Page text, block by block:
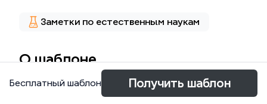
Заметки по естественным наукам
О шаблоне
Die Heterozygot-Mindmap von Xmind bietet eine
Бесплатный шаблон Получить шаблон